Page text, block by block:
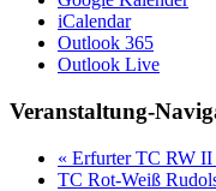
iCalendar
Outlook 365
Outlook Live
Veranstaltung-
« Erfurter TC RW II
TC Rot-Weiß